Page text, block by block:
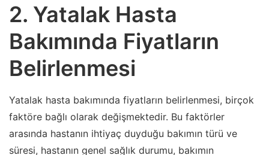
2. Yatalak Hasta
Bakımında Fiyatların
Belirlenmesi
Yatalak hasta bakımında fiyatların belirlenmesi, birçok
faktöre bağlı olarak değişmektedir. Bu faktörler
arasında hastanın ihtiyaç duyduğu bakımın türü ve
süresi, hastanın genel sağlık durumu, bakımın